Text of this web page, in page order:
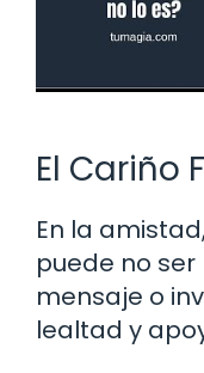
El Cariño
En la
puede no
mensaje o
lealtad y